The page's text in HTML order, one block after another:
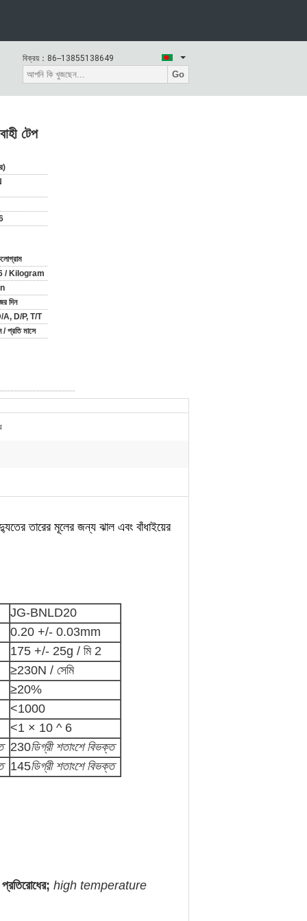
বিক্রয়： 86--13855138649
Go
টেপ
/ Kilogram
দিন
A, D/P, T/T
প্রতি মাসে
তারের মূলের জন্য ঝাল এবং বাঁধাইয়ের
JG-BNLD20
0.20 +/- 0.03mm
175 +/- 25g / মি 2
≥230N / সেমি
≥20%
<1000
<1 × 10 ^ 6
230ডিগ্রী শতাংশে বিভক্ত
145ডিগ্রী শতাংশে বিভক্ত
high temperature